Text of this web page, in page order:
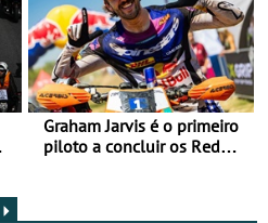
Graham Jarvis é o primeiro
piloto a concluir os Red